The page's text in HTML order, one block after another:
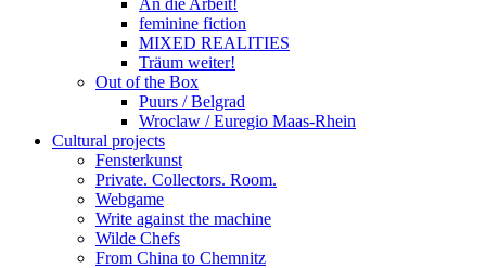
An die Arbeit!
feminine fiction
MIXED REALITIES
Träum weiter!
Out of the Box
Puurs / Belgrad
Wroclaw / Euregio Maas-Rhein
Cultural projects
Fensterkunst
Private. Collectors. Room.
Webgame
Write against the machine
Wilde Chefs
From China to Chemnitz